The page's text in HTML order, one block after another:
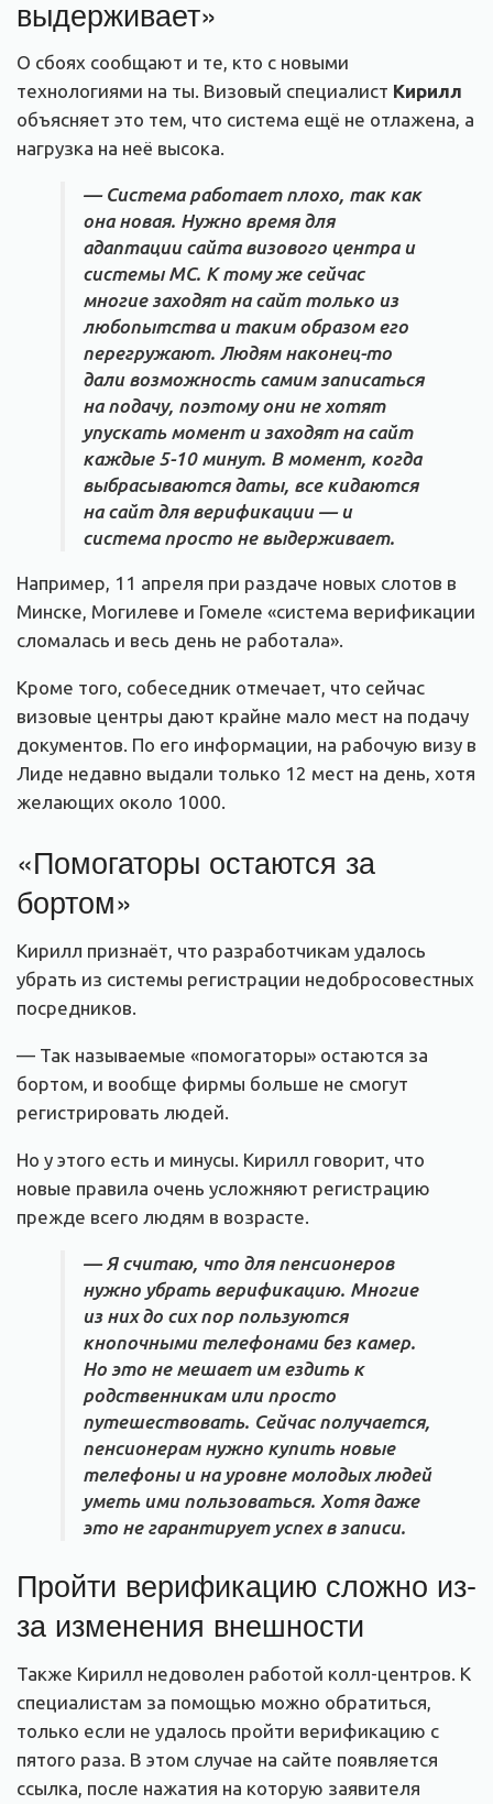
выдерживает»
О сбоях сообщают и те, кто с новыми
технологиями на ты. Визовый специалист Кирилл
объясняет это тем, что система ещё не отлажена, а
нагрузка на неё высока.
— Система работает плохо, так как
она новая. Нужно время для
адаптации сайта визового центра и
системы МС. К тому же сейчас
многие заходят на сайт только из
любопытства и таким образом его
перегружают. Людям наконец-то
дали возможность самим записаться
на подачу, поэтому они не хотят
упускать момент и заходят на сайт
каждые 5-10 минут. В момент, когда
выбрасываются даты, все кидаются
на сайт для верификации — и
система просто не выдерживает.
Например, 11 апреля при раздаче новых слотов в
Минске, Могилеве и Гомеле «система верификации
сломалась и весь день не работала».
Кроме того, собеседник отмечает, что сейчас
визовые центры дают крайне мало мест на подачу
документов. По его информации, на рабочую визу в
Лиде недавно выдали только 12 мест на день, хотя
желающих около 1000.
«Помогаторы остаются за
бортом»
Кирилл признаёт, что разработчикам удалось
убрать из системы регистрации недобросовестных
посредников.
— Так называемые «помогаторы» остаются за
бортом, и вообще фирмы больше не смогут
регистрировать людей.
Но у этого есть и минусы. Кирилл говорит, что
новые правила очень усложняют регистрацию
прежде всего людям в возрасте.
— Я считаю, что для пенсионеров
нужно убрать верификацию. Многие
из них до сих пор пользуются
кнопочными телефонами без камер.
Но это не мешает им ездить к
родственникам или просто
путешествовать. Сейчас получается,
пенсионерам нужно купить новые
телефоны и на уровне молодых людей
уметь ими пользоваться. Хотя даже
это не гарантирует успех в записи.
Пройти верификацию сложно из-
за изменения внешности
Также Кирилл недоволен работой колл-центров. К
специалистам за помощью можно обратиться,
только если не удалось пройти верификацию с
пятого раза. В этом случае на сайте появляется
ссылка, после нажатия на которую заявителя